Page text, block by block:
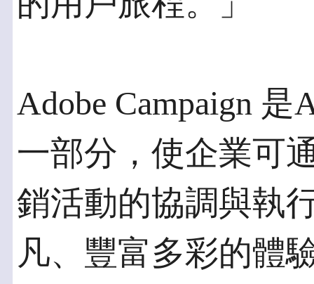
Adobe Campaign 是
一部分，使企業可
銷活動的協調與執
凡、豐富多彩的體